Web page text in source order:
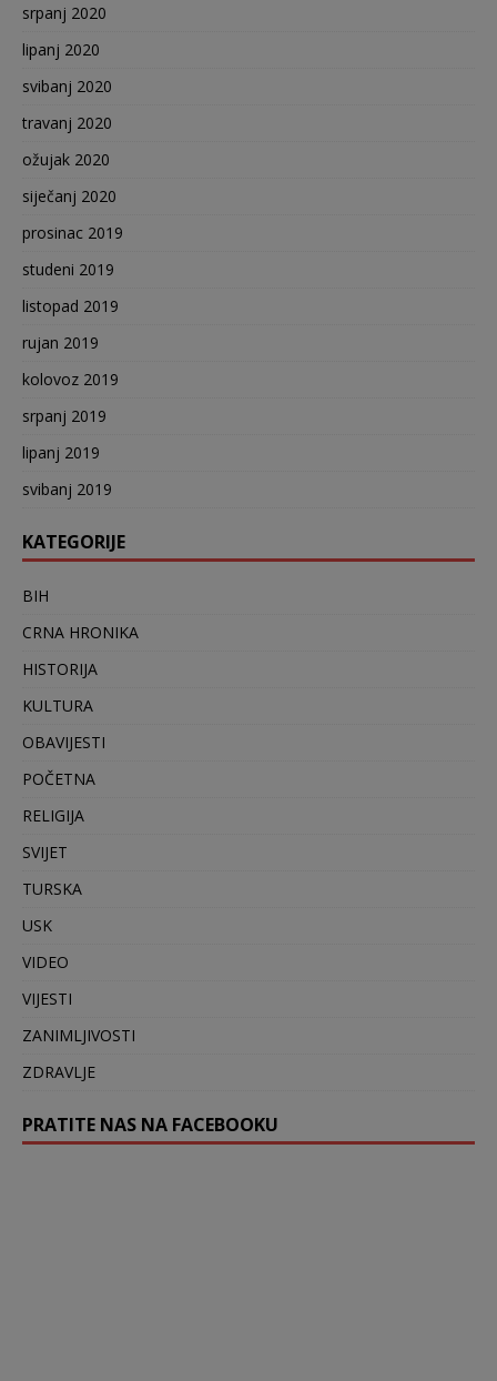
srpanj 2020
lipanj 2020
svibanj 2020
travanj 2020
ožujak 2020
siječanj 2020
prosinac 2019
studeni 2019
listopad 2019
rujan 2019
kolovoz 2019
srpanj 2019
lipanj 2019
svibanj 2019
KATEGORIJE
BIH
CRNA HRONIKA
HISTORIJA
KULTURA
OBAVIJESTI
POČETNA
RELIGIJA
SVIJET
TURSKA
USK
VIDEO
VIJESTI
ZANIMLJIVOSTI
ZDRAVLJE
PRATITE NAS NA FACEBOOKU